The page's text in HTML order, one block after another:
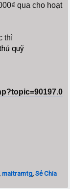
qua cho hoạt
thì
quỹ
maitramtg,Sẻ Chia